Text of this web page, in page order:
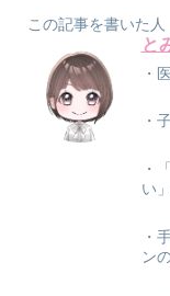
この記事を書いた人
と
・
・
・
い
・
ン